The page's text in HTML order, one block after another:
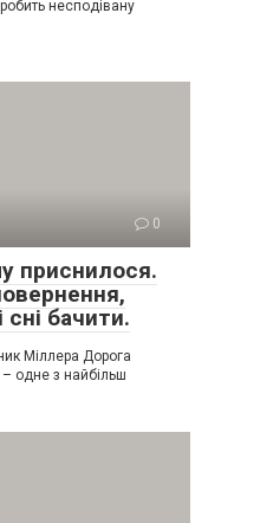
несподівану
0
приснилося.
бачити.
Міллера Дорога
одне з найбільш